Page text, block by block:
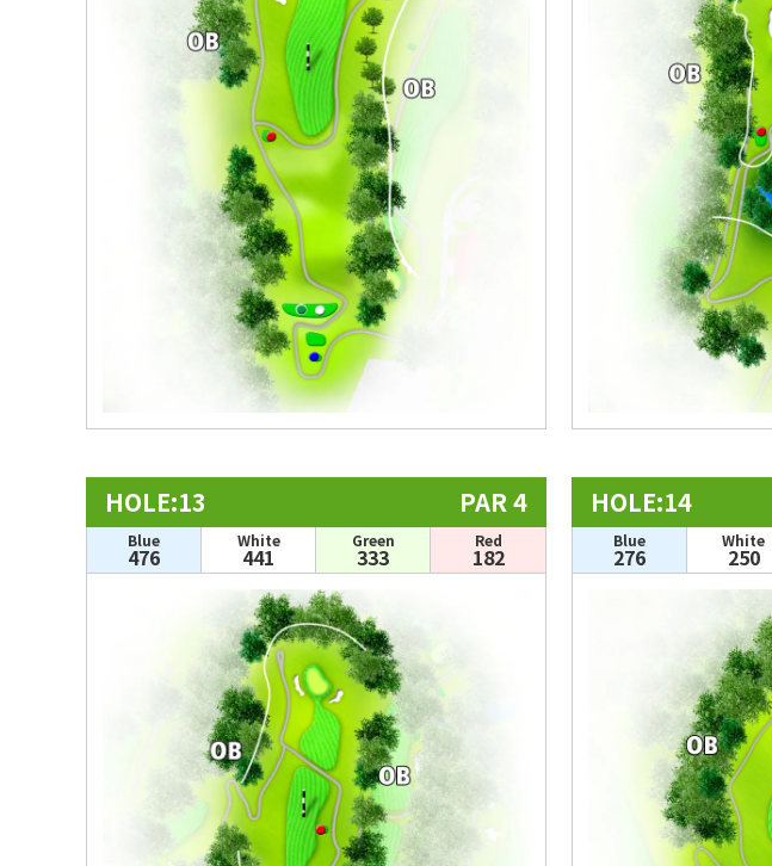
HOLE:13 PAR 4
Blue
476
White
441
Green
333
Red
182
HOLE:14
Blue
276
White
250